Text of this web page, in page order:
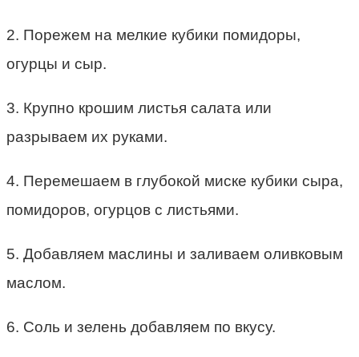
2. Порежем на мелкие кубики помидоры,
огурцы и сыр.
3. Крупно крошим листья салата или
разрываем их руками.
4. Перемешаем в глубокой миске кубики сыра,
помидоров, огурцов с листьями.
5. Добавляем маслины и заливаем оливковым
маслом.
6. Соль и зелень добавляем по вкусу.